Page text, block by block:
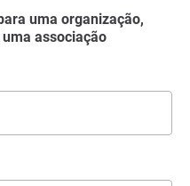
associação